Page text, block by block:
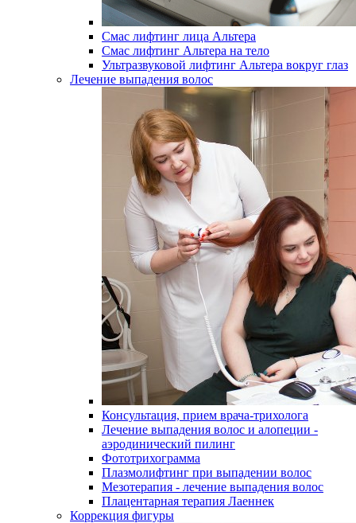
Смас лифтинг лица Альтера
Смас лифтинг Альтера на тело
Ультразвуковой лифтинг Альтера вокруг глаз
Лечение выпадения волос
Консультация, прием врача-трихолога
Лечение выпадения волос и алопеции -
аэродинический пилинг
Фототрихограмма
Плазмолифтинг при выпадении волос
Мезотерапия - лечение выпадения волос
Плацентарная терапия Лаеннек
Коррекция фигуры